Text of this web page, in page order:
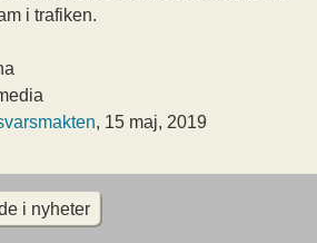
i trafiken.
, 15 maj, 2019
i nyheter